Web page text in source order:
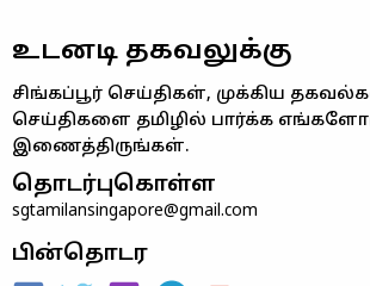
உடனடி தகவலுக்கு
சிங்கப்பூர் செய்திகள், முக்கிய
செய்திகளை தமிழில் பார்க்க
இணைத்திருங்கள்.
தொடர்புகொள்ள
sgtamilansingapore@gmail.com
பின்தொடர